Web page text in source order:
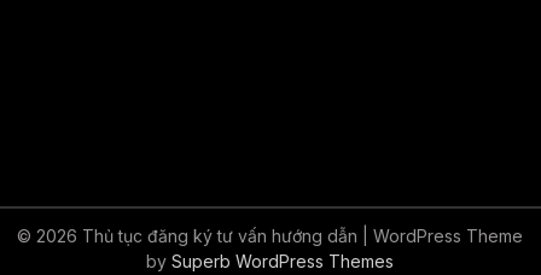
© 2026 Thủ tục đăng ký tư vấn hướng dẫn
| WordPress Theme
bySuperb WordPress Themes